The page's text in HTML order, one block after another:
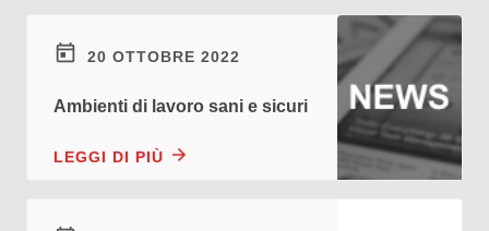
20 OTTOBRE 2022
Ambienti di lavoro sani e sicuri
LEGGI DI PIÙ